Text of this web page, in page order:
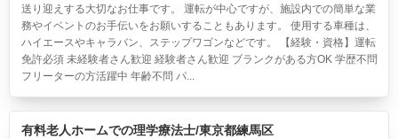
送り迎えする大切なお仕事です。 運転が中心ですが、施設内での簡単な業
務やイベントのお手伝いをお願いすることもあります。 使用する車種は、
ハイエースやキャラバン、ステップワゴンなどです。 【経験・資格】運転
免許必須 未経験者さん歓迎 経験者さん歓迎 ブランクがある方OK 学歴不問
フリーターの方活躍中 年齢不問 パ...
有料老人ホームでの理学療法士/東京都練馬区